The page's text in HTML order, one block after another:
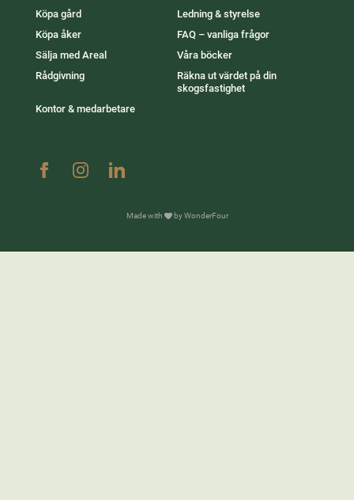
Köpa gård
Köpa åker
Sälja med Areal
Rådgivning
Kontor & medarbetare
Ledning & styrelse
FAQ – vanliga frågor
Våra böcker
Räkna ut värdet på din
skogsfastighet
Made with by WonderFour